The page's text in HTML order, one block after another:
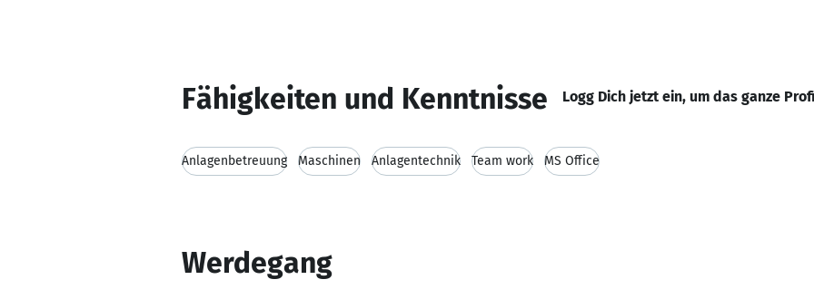
Fähigkeiten und Kenntnisse Logg Dich jetzt ein, um das ganze
Anlagenbetreuung Maschinen Anlagentechnik Team work MS Office
Werdegang